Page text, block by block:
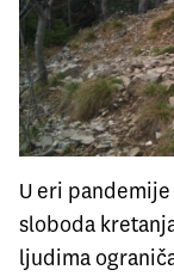
U eri
sloboda
ljudima